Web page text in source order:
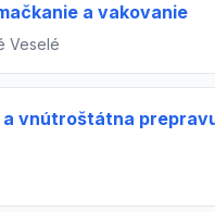
a vakovanie
Veselé
a vnútroštátna